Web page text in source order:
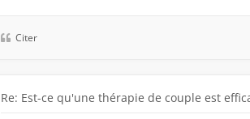
Citer
Re: Est-ce qu'une thérapie de couple est